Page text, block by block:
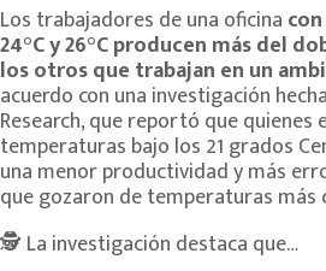
Los trabajadores de una oficina
24°C y 26°C producen más del
los otros que trabajan en un
acuerdo con una investigación
Research, que reportó que quienes
temperaturas bajo los 21 grados
una menor productividad y más
que gozaron de temperaturas más
🕵 La investigación destaca que…